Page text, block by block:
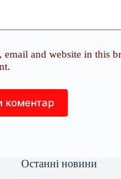
email and website in this
коментар
Останні новини